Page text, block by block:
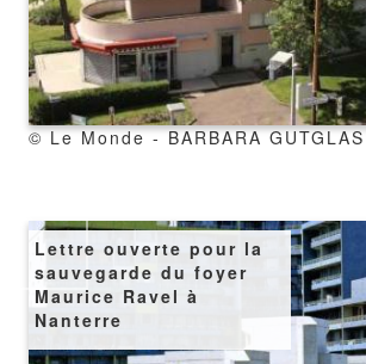
copyright
© Le Monde - BARBARA GUTGLAS
Lettre ouverte pour la
sauvegarde du foyer
Maurice Ravel à
Nanterre
Image